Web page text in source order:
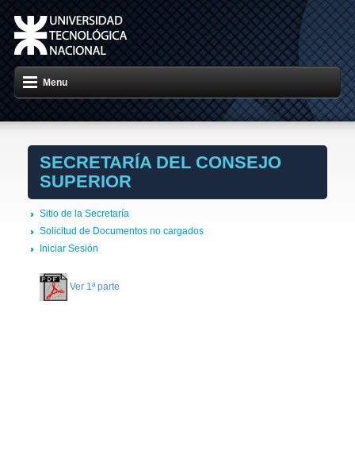
Menu
SECRETARÍA DEL CONSEJO
SUPERIOR
Sitio de la Secretaría
Solicitud de Documentos no cargados
Iniciar Sesión
Ver 1ª parte